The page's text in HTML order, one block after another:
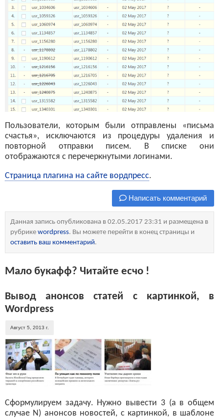
Пользователи, которым были отправлены «письма
счастья», исключаются из процедуры удаления и
повторной отправки писем. В списке они
отображаются с перечеркнутыми логинами.
Страница плагина на сайте вордпресс.
Написать комментарий
Данная запись опубликована в 02.05.2017 23:31 и размещена в
рубрике wordpress. Вы можете перейти в конец страницы и
оставить ваш комментарий.
Мало букафф? Читайте есчо !
Вывод анонсов статей с картинкой, в
Wordpress
Август 5, 2013 г.
Сформулируем задачу. Нужно вывести 3 (а в общем
случае N) анонсов новостей, с картинкой, в шаблоне